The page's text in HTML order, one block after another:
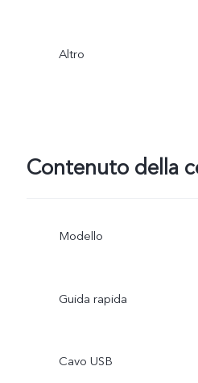
Altro
Contenuto della
Modello
Guida rapida
Cavo USB